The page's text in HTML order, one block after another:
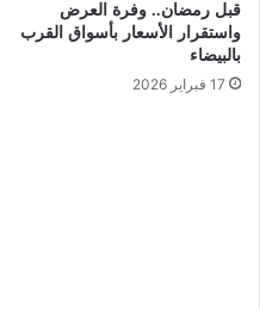
قبل رمضان.. وفرة العرض
واستقرار الأسعار بأسواق القرب
بالبيضاء
17 فبراير 2026